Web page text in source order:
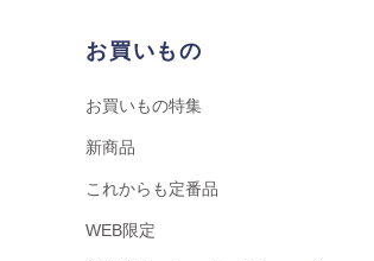
お買いもの
お買いもの特集
新商品
これからも定番品
WEB限定